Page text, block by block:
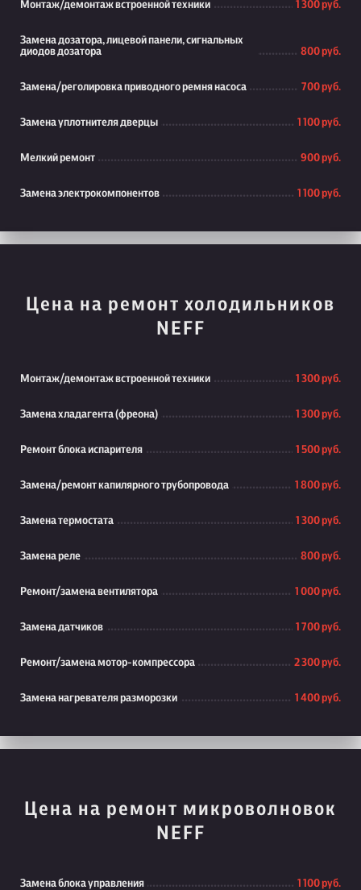
Монтаж/демонтаж встроенной техники 1 300 руб.
Замена дозатора, лицевой панели, сигнальных
диодов дозатора
800 руб.
Замена/реголировка приводного ремня насоса 700 руб.
Замена уплотнителя дверцы 1 100 руб.
Мелкий ремонт 900 руб.
Замена электрокомпонентов 1 100 руб.
Цена на ремонт холодильников
NEFF
Монтаж/демонтаж встроенной техники 1 300 руб.
Замена хладагента (фреона) 1 300 руб.
Ремонт блока испарителя 1 500 руб.
Замена/ремонт капилярного трубопровода 1 800 руб.
Замена термостата 1 300 руб.
Замена реле 800 руб.
Ремонт/замена вентилятора 1 000 руб.
Замена датчиков 1 700 руб.
Ремонт/замена мотор-компрессора 2 300 руб.
Замена нагревателя разморозки 1 400 руб.
Цена на ремонт микроволновок
NEFF
Замена блока управления 1 100 руб.